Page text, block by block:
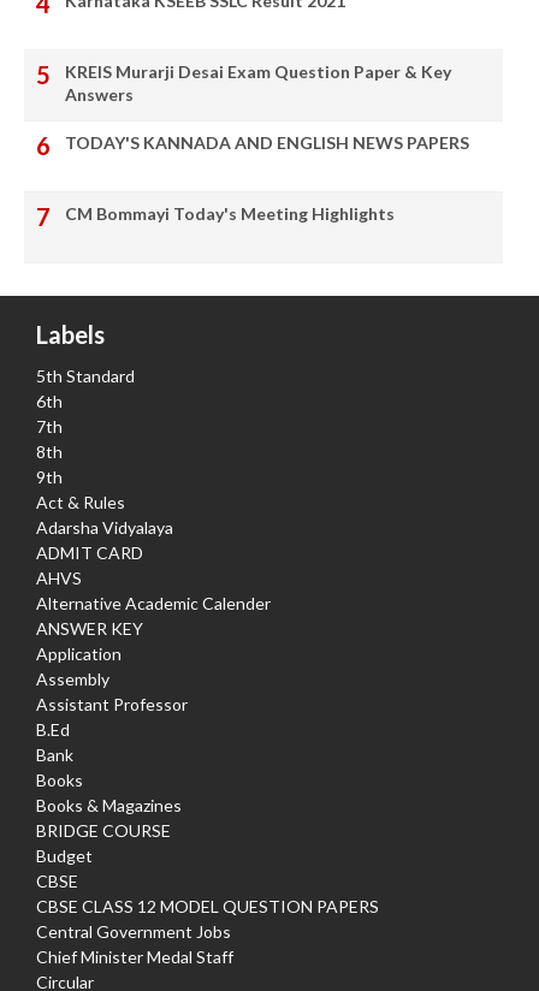
KREIS Murarji Desai Exam Question Paper & Key
Answers
TODAY'S KANNADA AND ENGLISH NEWS PAPERS
CM Bommayi Today's Meeting Highlights
Labels
5th Standard
6th
7th
8th
9th
Act & Rules
Adarsha Vidyalaya
ADMIT CARD
AHVS
Alternative Academic Calender
ANSWER KEY
Application
Assembly
Assistant Professor
B.Ed
Bank
Books
Books & Magazines
BRIDGE COURSE
Budget
CBSE
CBSE CLASS 12 MODEL QUESTION PAPERS
Central Government Jobs
Chief Minister Medal Staff
Circular